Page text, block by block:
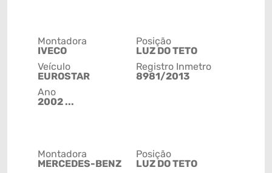
Montadora
IVECO
Veículo
EUROSTAR
Ano
2002 ...
Posição
LUZ DO TETO
Registro Inmetro
8981/2013
Montadora
MERCEDES-BENZ
Posição
LUZ DO TETO